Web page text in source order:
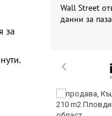
за
Wall Street
данни за